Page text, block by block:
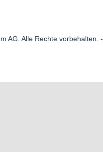
AG. Alle Rechte vorbehalten. -